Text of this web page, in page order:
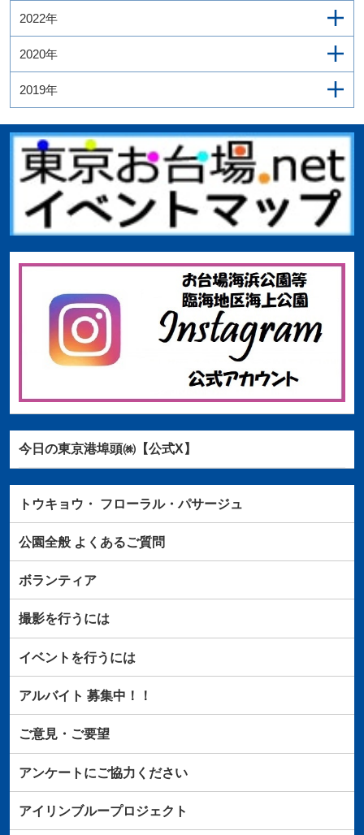
2022年
2020年
2019年
今日の東京港埠頭㈱【公式X】
トウキョウ・ フローラル・パサージュ
公園全般よくあるご質問
ボランティア
撮影を行うには
イベントを行うには
アルバイト 募集中！！
ご意見・ご要望
アンケートにご協力ください
アイリンブループロジェクト